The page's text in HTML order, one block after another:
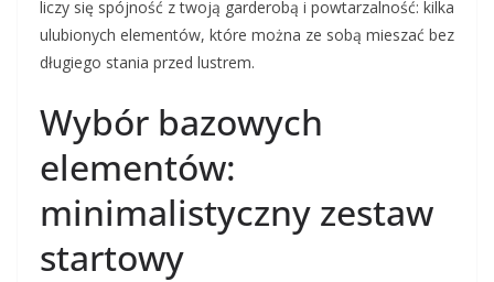
liczy się spójność z twoją garderobą i powtarzalność: kilka
ulubionych elementów, które można ze sobą mieszać bez
długiego stania przed lustrem.
Wybór bazowych
elementów:
minimalistyczny zestaw
startowy